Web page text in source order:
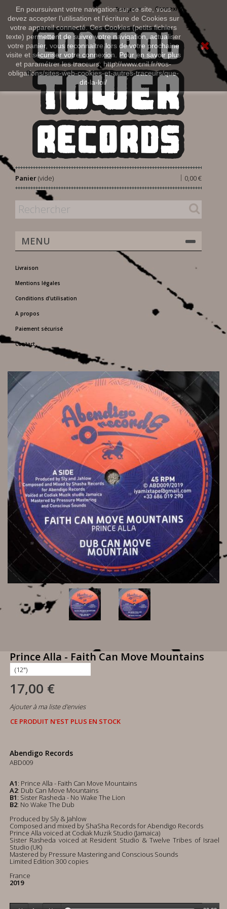
En poursuivant votre navigation sur ce site, vous
devez accepter l’utilisation et l'écriture de Cookies sur
votre appareil connecté. Ces Cookies (petits fichiers
texte) permettent de suivre votre navigation, actualiser
votre panier, vous reconnaitre lors de votre prochaine
visite et sécuriser votre connexion. Pour en savoir plus
et paramétrer les traceurs: http://www.cnil.fr/vos-
obligations/sites-web-cookies-et-autres-traceurs/que-
dit-la-loi/
Connexion
Français
Panier 0,00 €
|
(vide)
MENU
Livraison
Mentions légales
Conditions d'utilisation
A propos
Paiement sécurisé
Contact
Prince Alla - Faith Can Move Mountains
17,00 €
Ajouter à ma liste d'envies
CE PRODUIT N'EST PLUS EN STOCK
Abendigo Records
ABD009
A1: Prince Alla - Faith Can Move Mountains
A2: Dub Can Move Mountains
B1: Sister Rasheda - No Wake The Lion
B2: No Wake The Dub
Produced by Sly & Jahlow
Composed and mixed by ShaSha Records for Abendigo Records
Prince Alla voiced at Codiak Muzik Studio (Jamaica)
Sister Rasheda voiced at Resident Studio & Twelve Tribes of Israel
Studio (UK)
Mastered by Pressure Mastering and Conscious Sounds
Limited Edition 300 copies
France
2019